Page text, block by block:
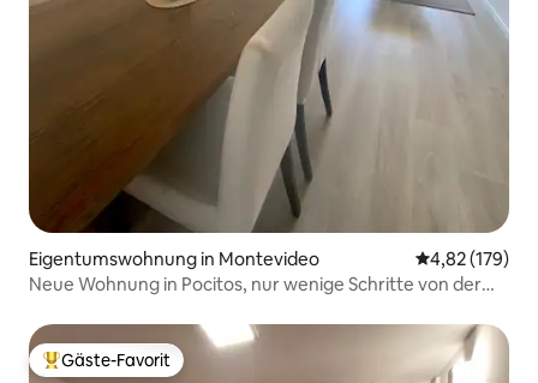
Eigentumswohnung in Montevideo
4,82 (179)
Neue Wohnung in Pocitos, nur wenige Schritte von der
Beliebter Gäste-Favorit.
Gäste-Favorit